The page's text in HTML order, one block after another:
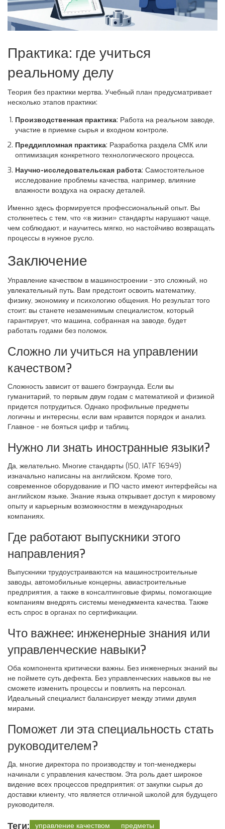
Практика: где учиться
реальному делу
Теория без практики мертва. Учебный план предусматривает
несколько этапов практики:
Производственная практика: Работа на реальном заводе,
участие в приемке сырья и входном контроле.
Преддипломная практика: Разработка раздела СМК или
оптимизация конкретного технологического процесса.
Научно-исследовательская работа: Самостоятельное
исследование проблемы качества, например, влияние
влажности воздуха на окраску деталей.
Именно здесь формируется профессиональный опыт. Вы
столкнетесь с тем, что «в жизни» стандарты нарушают чаще,
чем соблюдают, и научитесь мягко, но настойчиво возвращать
процессы в нужное русло.
Заключение
Управление качеством в машиностроении - это сложный, но
увлекательный путь. Вам предстоит освоить математику,
физику, экономику и психологию общения. Но результат того
стоит: вы станете незаменимым специалистом, который
гарантирует, что машина, собранная на заводе, будет
работать годами без поломок.
Сложно ли учиться на управлении
качеством?
Сложность зависит от вашего бэкграунда. Если вы
гуманитарий, то первым двум годам с математикой и физикой
придется потрудиться. Однако профильные предметы
логичны и интересны, если вам нравится порядок и анализ.
Главное - не бояться цифр и таблиц.
Нужно ли знать иностранные языки?
Да, желательно. Многие стандарты (ISO, IATF 16949)
изначально написаны на английском. Кроме того,
современное оборудование и ПО часто имеют интерфейсы на
английском языке. Знание языка открывает доступ к мировому
опыту и карьерным возможностям в международных
компаниях.
Где работают выпускники этого
направления?
Выпускники трудоустраиваются на машиностроительные
заводы, автомобильные концерны, авиастроительные
предприятия, а также в консалтинговые фирмы, помогающие
компаниям внедрять системы менеджмента качества. Также
есть спрос в органах по сертификации.
Что важнее: инженерные знания или
управленческие навыки?
Оба компонента критически важны. Без инженерных знаний вы
не поймете суть дефекта. Без управленческих навыков вы не
сможете изменить процессы и повлиять на персонал.
Идеальный специалист балансирует между этими двумя
мирами.
Поможет ли эта специальность стать
руководителем?
Да, многие директора по производству и топ-менеджеры
начинали с управления качеством. Эта роль дает широкое
видение всех процессов предприятия: от закупки сырья до
доставки клиенту, что является отличной школой для будущего
руководителя.
Теги: управление качеством предметы